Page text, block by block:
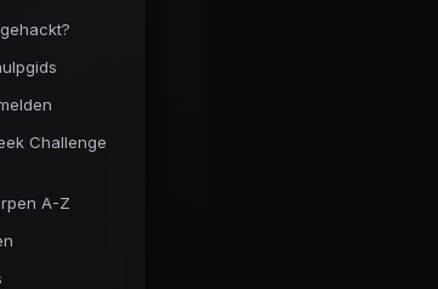
Challenge
A-Z